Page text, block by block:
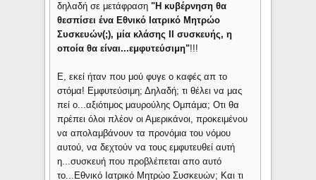
δηλαδή σε μετάφραση"Η κυβέρνηση θα
θεσπίσει ένα Εθνικό Ιατρικό Μητρώο
Συσκευών(;), μία κλάσης ΙΙ συσκευής, η
οποία θα είναι...εμφυτεύσιμη"!!!
Ε, εκεί ήταν που μού φυγε ο καφές απ το
στόμα! Εμφυτεύσιμη; Δηλαδή; τι θέλει να μας
πεί ο...αξιότιμος μαυρούλης Ομπάμα; Οτι θα
πρέπει όλοι πλέον οι Αμερικάνοι, προκειμένου
να απολαμβάνουν τα προνόμια του νόμου
αυτού, να δεχτούν να τους εμφυτευθεί αυτή
η...συσκευή που προβλέπεται απο αυτό
το...Εθνικό Ιατρικό Μητρώο Συσκευών; Και τι